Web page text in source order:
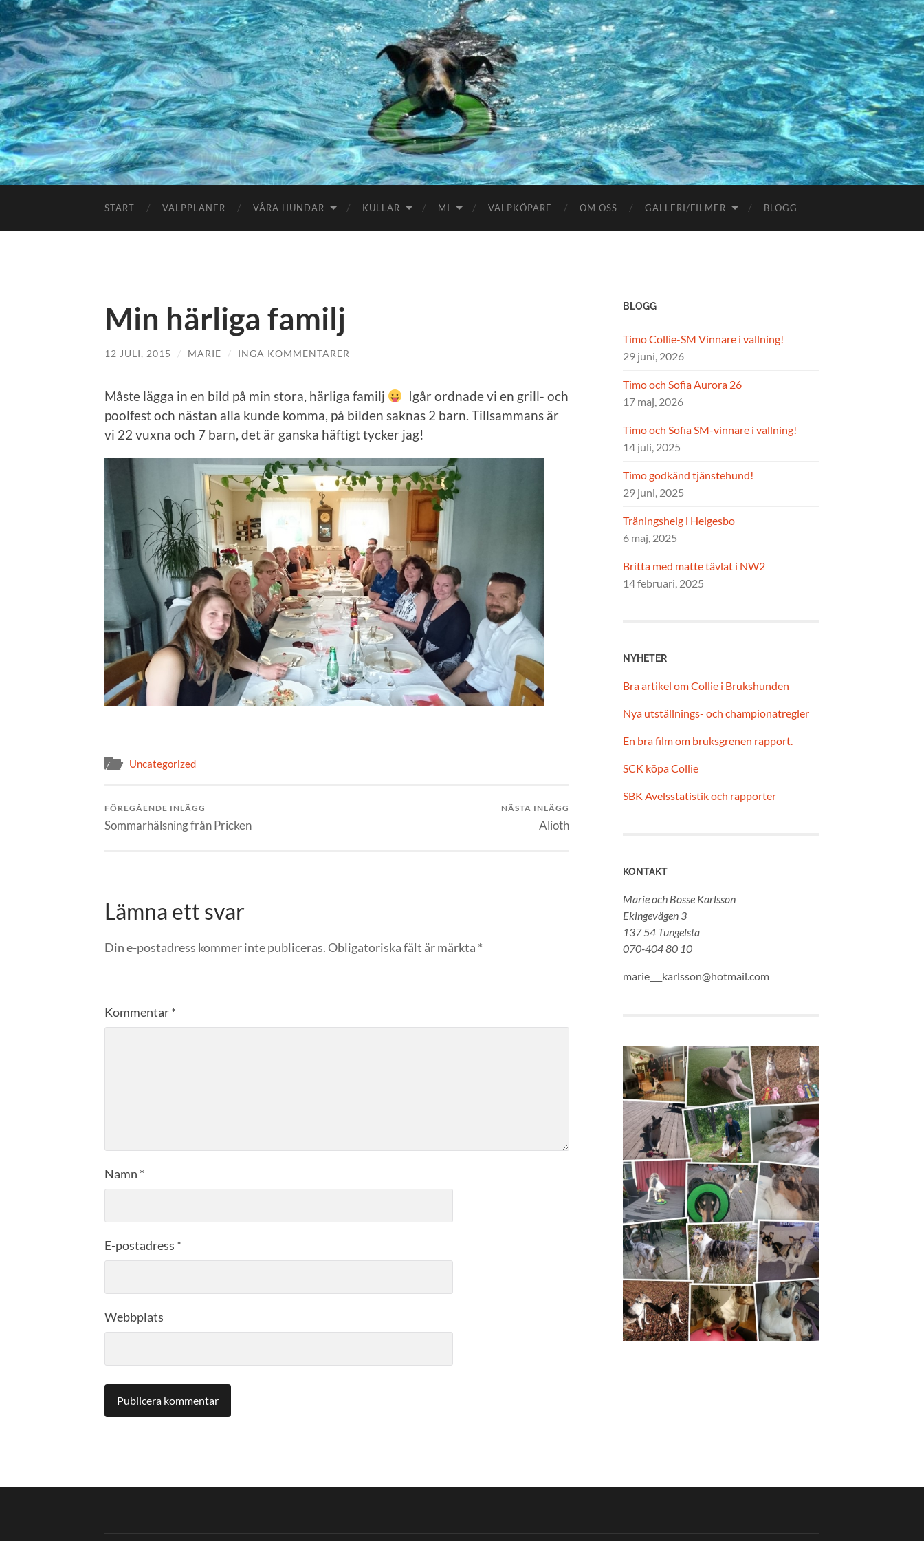
START VALPPLANER VÅRA HUNDAR KULLAR MI VALPKÖPARE OM OSS GALLERI/FILMER BLOGG
Min härliga familj
12 JULI, 2015 / MARIE / INGA KOMMENTARER
Måste lägga in en bild på min stora, härliga familj
Igår ordnade vi en grill- och
poolfest och nästan alla kunde komma, på bilden saknas 2 barn. Tillsammans är
vi 22 vuxna och 7 barn, det är ganska häftigt tycker jag!
Uncategorized
FÖREGÅENDE INLÄGG
Sommarhälsning från Pricken
NÄSTA INLÄGG
Alioth
Lämna ett svar
Din e-postadress kommer inte publiceras.Obligatoriska fält är märkta *
Kommentar*
Namn *
E-postadress *
Webbplats
BLOGG
Timo Collie-SM Vinnare i vallning!
29 juni, 2026
Timo och Sofia Aurora 26
17 maj, 2026
Timo och Sofia SM-vinnare i vallning!
14 juli, 2025
Timo godkänd tjänstehund!
29 juni, 2025
Träningshelg i Helgesbo
6 maj, 2025
Britta med matte tävlat i NW2
14 februari, 2025
NYHETER
Bra artikel om Collie i Brukshunden
Nya utställnings- och championatregler
En bra film om bruksgrenen rapport.
SCK köpa Collie
SBK Avelsstatistik och rapporter
KONTAKT
Marie och Bosse Karlsson
Ekingevägen 3
137 54 Tungelsta
070-404 80 10
marie___karlsson@hotmail.com